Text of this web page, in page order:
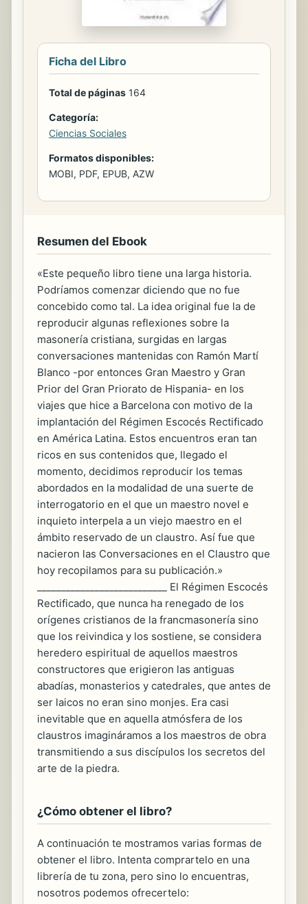
Ficha del Libro
Total de páginas 164
Categoría:
Ciencias Sociales
Formatos disponibles:
MOBI, PDF, EPUB, AZW
Resumen del Ebook
«Este pequeño libro tiene una larga historia.
Podríamos comenzar diciendo que no fue
concebido como tal. La idea original fue la de
reproducir algunas reflexiones sobre la
masonería cristiana, surgidas en largas
conversaciones mantenidas con Ramón Martí
Blanco -por entonces Gran Maestro y Gran
Prior del Gran Priorato de Hispania- en los
viajes que hice a Barcelona con motivo de la
implantación del Régimen Escocés Rectificado
en América Latina. Estos encuentros eran tan
ricos en sus contenidos que, llegado el
momento, decidimos reproducir los temas
abordados en la modalidad de una suerte de
interrogatorio en el que un maestro novel e
inquieto interpela a un viejo maestro en el
ámbito reservado de un claustro. Así fue que
nacieron las Conversaciones en el Claustro que
hoy recopilamos para su publicación.»
___________________________ El Régimen Escocés
Rectificado, que nunca ha renegado de los
orígenes cristianos de la francmasonería sino
que los reivindica y los sostiene, se considera
heredero espiritual de aquellos maestros
constructores que erigieron las antiguas
abadías, monasterios y catedrales, que antes de
ser laicos no eran sino monjes. Era casi
inevitable que en aquella atmósfera de los
claustros imagináramos a los maestros de obra
transmitiendo a sus discípulos los secretos del
arte de la piedra.
¿Cómo obtener el libro?
A continuación te mostramos varias formas de
obtener el libro. Intenta comprartelo en una
librería de tu zona, pero sino lo encuentras,
nosotros podemos ofrecertelo: